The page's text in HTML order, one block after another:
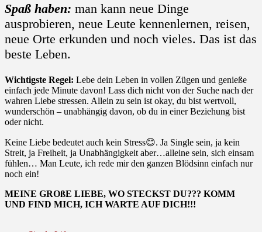
Spaß haben: man kann neue Dinge
ausprobieren, neue Leute kennenlernen, reisen,
neue Orte erkunden und noch vieles. Das ist das
beste Leben.
Wichtigste Regel: Lebe dein Leben in vollen Zügen und genieße
einfach jede Minute davon! Lass dich nicht von der Suche nach der
wahren Liebe stressen. Allein zu sein ist okay, du bist wertvoll,
wunderschön – unabhängig davon, ob du in einer Beziehung bist
oder nicht.
Keine Liebe bedeutet auch kein Stress😊. Ja Single sein, ja kein
Streit, ja Freiheit, ja Unabhängigkeit aber…alleine sein, sich einsam
fühlen… Man Leute, ich rede mir den ganzen Blödsinn einfach nur
noch ein!
MEINE GROßE LIEBE, WO STECKST DU??? KOMM
UND FIND MICH, ICH WARTE AUF DICH!!!